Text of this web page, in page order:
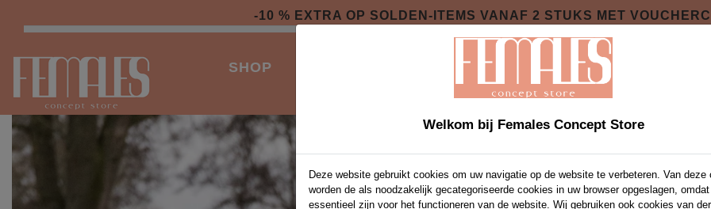
-10 % EXTRA OP SOLDEN-ITEMS VANAF 2 STUKS MET
SHOP PRIVATE SHOPPING NIGHT
NIEUWE COLLECTIE NAJAAR 2026 ONLINE !
Welkom bij Females Concept Store
Deze website gebruikt cookies om uw navigatie op de website te verbeteren. Van deze
worden de als noodzakelijk gecategoriseerde cookies in uw browser opgeslagen,
essentieel zijn voor het functioneren van de website. Wij gebruiken ook cookies van